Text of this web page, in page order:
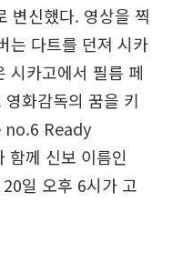
변신했다. 영상을 찍
는 다트를 던져 시카
시카고에서 필름 페
화감독의 꿈을 키
no.6 Ready
께 신보 이름인
일 오후 6시가 고